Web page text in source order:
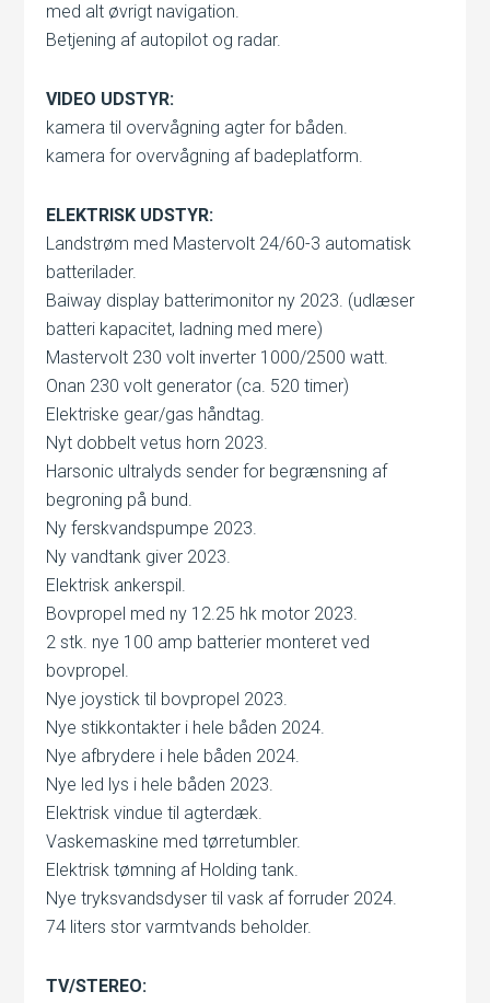
med alt øvrigt navigation.
Betjening af autopilot og radar.
VIDEO UDSTYR:
kamera til overvågning agter for båden.
kamera for overvågning af badeplatform.
ELEKTRISK UDSTYR:
Landstrøm med Mastervolt 24/60-3 automatisk
batterilader.
Baiway display batterimonitor ny 2023. (udlæser
batteri kapacitet, ladning med mere)
Mastervolt 230 volt inverter 1000/2500 watt.
Onan 230 volt generator (ca. 520 timer)
Elektriske gear/gas håndtag.
Nyt dobbelt vetus horn 2023.
Harsonic ultralyds sender for begrænsning af
begroning på bund.
Ny ferskvandspumpe 2023.
Ny vandtank giver 2023.
Elektrisk ankerspil.
Bovpropel med ny 12.25 hk motor 2023.
2 stk. nye 100 amp batterier monteret ved
bovpropel.
Nye joystick til bovpropel 2023.
Nye stikkontakter i hele båden 2024.
Nye afbrydere i hele båden 2024.
Nye led lys i hele båden 2023.
Elektrisk vindue til agterdæk.
Vaskemaskine med tørretumbler.
Elektrisk tømning af Holding tank.
Nye tryksvandsdyser til vask af forruder 2024.
74 liters stor varmtvands beholder.
TV/STEREO: